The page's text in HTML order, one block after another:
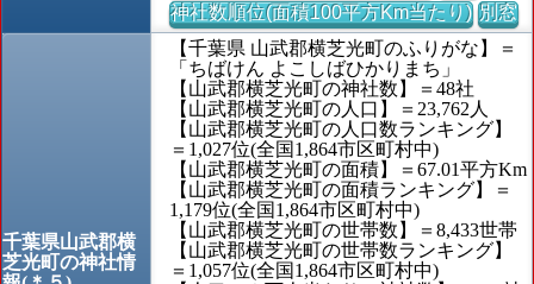
神社数順位(面積100平方Km当たり) 別窓
千葉県山武郡横
芝光町の神社情
【千葉県 山武郡横芝光町のふりがな】＝
「ちばけん よこしばひかりまち」
【山武郡横芝光町の神社数】＝48社
【山武郡横芝光町の人口】＝23,762人
【山武郡横芝光町の人口数ランキング】
＝1,027位(全国1,864市区町村中)
【山武郡横芝光町の面積】＝67.01平方Km
【山武郡横芝光町の面積ランキング】＝
1,179位(全国1,864市区町村中)
【山武郡横芝光町の世帯数】＝8,433世帯
【山武郡横芝光町の世帯数ランキング】
＝1,057位(全国1,864市区町村中)